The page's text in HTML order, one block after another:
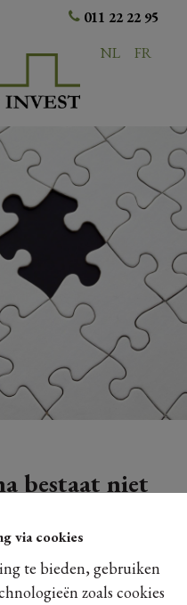
via cookies
te bieden, gebruiken
zoals cookies
011 22 22 95
NL
FR
bestaat niet